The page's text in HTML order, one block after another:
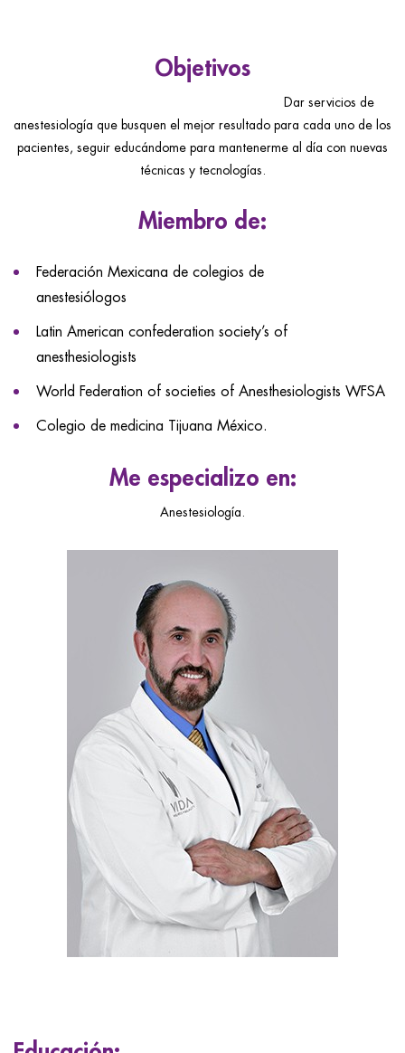
menu
Objetivos
Dar servicios de
anestesiología que busquen el mejor resultado para cada uno de los
pacientes, seguir educándome para mantenerme al día con nuevas
técnicas y tecnologías.
Miembro de:
Federación Mexicana de colegios de
anestesiólogos
Latin American confederation society’s of
anesthesiologists
World Federation of societies of Anesthesiologists WFSA
Colegio de medicina Tijuana México.
Me especializo en:
Anestesiología.